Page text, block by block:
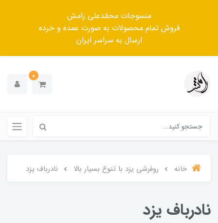
منسوجات محمّدعلی رامش
فروش تمام محصولات به صورت عمده و خرده
ارسال به سراسر ایران
0
خانه روفرشی یزد با تنوع بسیار بالا نادرباف یزد
نادرباف یزد